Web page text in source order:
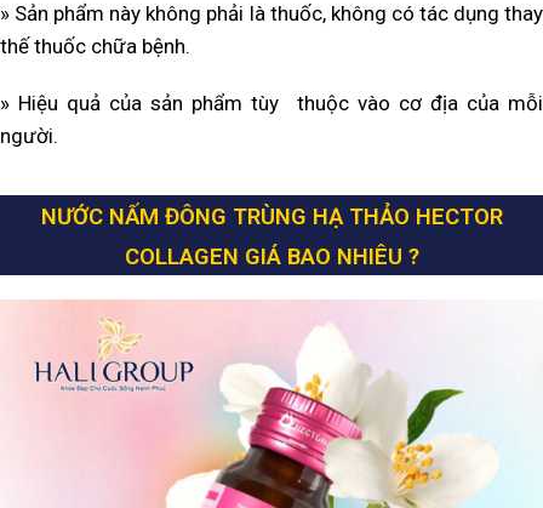
» Sản phẩm này không phải là thuốc, không có tác dụng thay
thế thuốc chữa bệnh.
» Hiệu quả của sản phẩm tùy thuộc vào cơ địa của mỗi
người.
NƯỚC NẤM ĐÔNG TRÙNG HẠ THẢO HECTOR
COLLAGEN GIÁ BAO NHIÊU ?